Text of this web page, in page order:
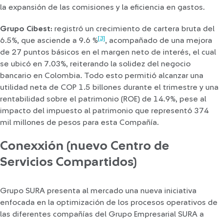
la expansión de las comisiones y la eficiencia en gastos.
Grupo Cibest: registró un crecimiento de cartera bruta del
6.5%, que asciende a 9.6 %[3], acompañado de una mejora
de 27 puntos básicos en el margen neto de interés, el cual
se ubicó en 7.03%, reiterando la solidez del negocio
bancario en Colombia. Todo esto permitió alcanzar una
utilidad neta de COP 1.5 billones durante el trimestre y una
rentabilidad sobre el patrimonio (ROE) de 14.9%, pese al
impacto del impuesto al patrimonio que representó 374
mil millones de pesos para esta Compañía.
Conexxión (nuevo Centro de
Servicios Compartidos)
Grupo SURA presenta al mercado una nueva iniciativa
enfocada en la optimización de los procesos operativos de
las diferentes compañías del Grupo Empresarial SURA a